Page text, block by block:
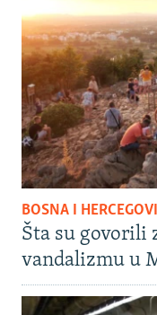
BOSNA I
Šta su govorili
vandalizmu u